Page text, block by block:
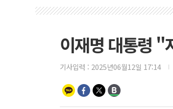
이재명 대통령
기사입력 : 2025년06월12일 17:14